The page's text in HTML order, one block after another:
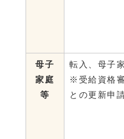
母子
家庭
等
転入、母子
※受給資格
との更新申